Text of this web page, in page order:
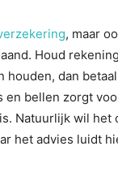
, maar
Houd
houden, dan
bellen zorgt
Natuurlijk wil het
het advies luidt